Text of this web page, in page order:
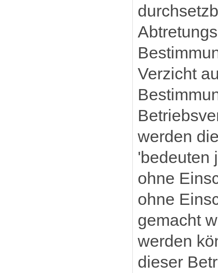
Verzicht
werden
'bedeuten
ohne
ohne
gemacht
werden
dieser